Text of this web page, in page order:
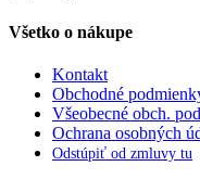
Všetko o nákupe
Kontakt
Obchodné
Všeobecné obch.
Ochrana osobných
Odstúpiť od zmluvy tu